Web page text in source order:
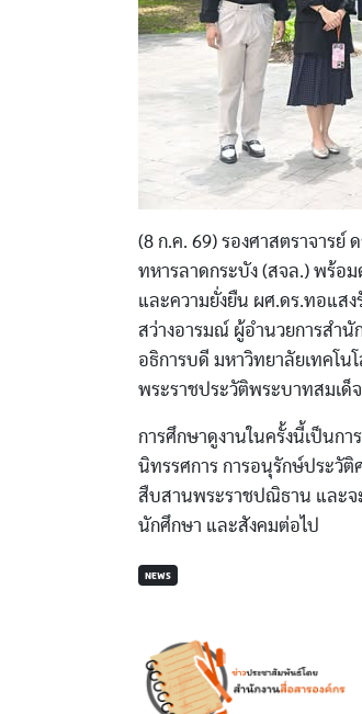
(8 ก.ค. 69) รองศาสตราจารย์
ทหารลาดกระบัง (สจล.) พร้อ
และความยั่งยืน ผศ.ดร.ทอแส
สว่างอารมณ์ ผู้อำนวยการสำ
อธิการบดี มหาวิทยาลัยเทคโน
พระราชประวัติพระบาทสมเด็
การศึกษาดูงานในครั้งนี้เป็นก
นิทรรศการ การอนุรักษ์ประวัติ
สืบสานพระราชปณิธาน และจะ
นักศึกษา และสังคมต่อไป
NEWS